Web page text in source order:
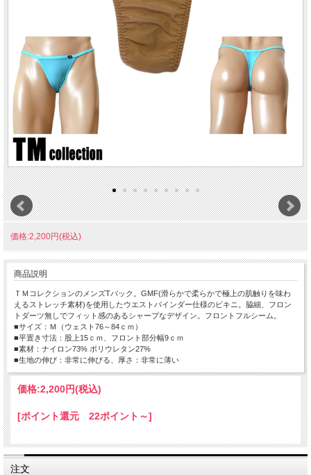
価格:2,200円(税込)
商品説明
ＴＭコレクションのメンズTバック。GMF(滑らかで柔らかで極上の肌触りを味わ
えるストレッチ素材)を使用したウエストバインダー仕様のビキニ。脇細、フロン
トダーツ無しでフィット感のあるシャープなデザイン。フロントフルシーム。
■サイズ：Ｍ（ウェスト76～84ｃｍ）
■平置き寸法：股上15ｃｍ、フロント部分幅9ｃｍ
■素材：ナイロン73% ポリウレタン27%
■生地の伸び：非常に伸びる、厚さ：非常に薄い
価格:2,200円(税込)
[ポイント還元 22ポイント～]
注文